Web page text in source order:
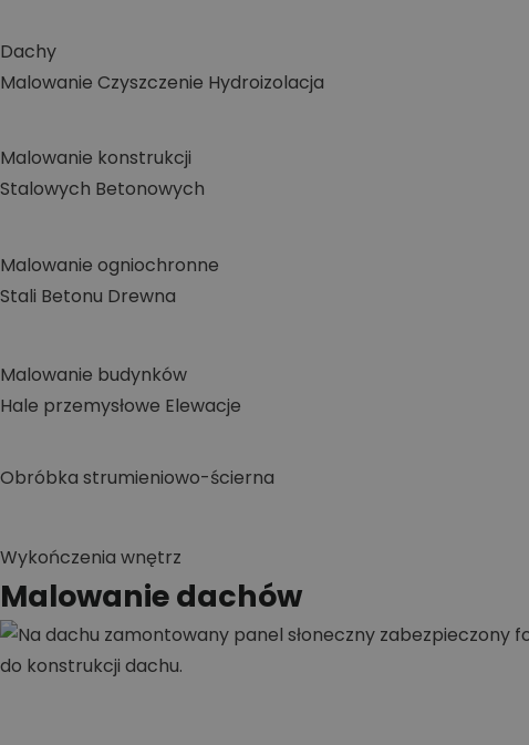
Dachy
Malowanie Czyszczenie Hydroizolacja
Malowanie konstrukcji
Stalowych Betonowych
Malowanie ogniochronne
Stali Betonu Drewna
Malowanie budynków
Hale przemysłowe Elewacje
Obróbka strumieniowo-ścierna
Wykończenia wnętrz
Malowanie dachów